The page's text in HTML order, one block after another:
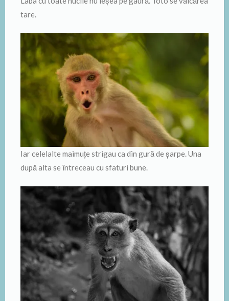
tare.
Iar celelalte maimuţe strigau ca din gură de şarpe. Una
după alta se întreceau cu sfaturi bune.